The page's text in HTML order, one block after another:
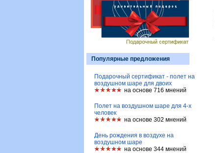
Популярные предложения
Подарочный сертификат - полет на
воздушном шаре для двоих
на основе 716 мнений
Полет на воздушном шаре для 4-х
человек
на основе 302 мнений
День рождения в воздухе на
воздушном шаре
на основе 344 мнений